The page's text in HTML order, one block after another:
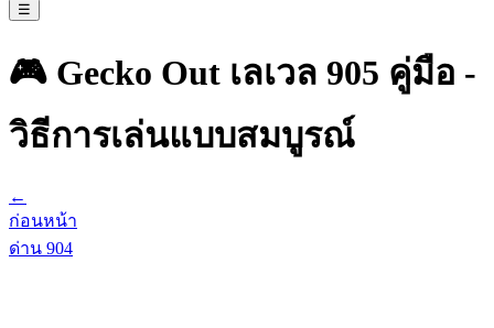
☰
🎮 Gecko Out เลเวล 905 คู่มือ -
วิธีการเล่นแบบสมบูรณ์
←
ก่อนหน้า
ด่าน 904